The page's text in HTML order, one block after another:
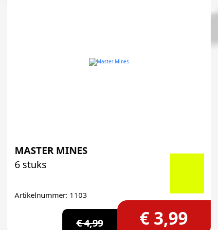
MASTER MINES
6 stuks
Artikelnummer: 1103
€ 4,99 € 3,99